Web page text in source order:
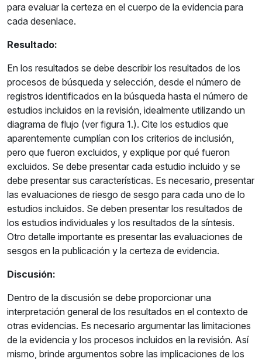
para evaluar la certeza en el cuerpo de la evidencia para
cada desenlace.
Resultado:
En los resultados se debe describir los resultados de los
procesos de búsqueda y selección, desde el número de
registros identificados en la búsqueda hasta el número de
estudios incluidos en la revisión, idealmente utilizando un
diagrama de flujo (ver figura 1.). Cite los estudios que
aparentemente cumplían con los criterios de inclusión,
pero que fueron excluidos, y explique por qué fueron
excluidos. Se debe presentar cada estudio incluido y se
debe presentar sus características. Es necesario, presentar
las evaluaciones de riesgo de sesgo para cada uno de lo
estudios incluidos. Se deben presentar los resultados de
los estudios individuales y los resultados de la síntesis.
Otro detalle importante es presentar las evaluaciones de
sesgos en la publicación y la certeza de evidencia.
Discusión:
Dentro de la discusión se debe proporcionar una
interpretación general de los resultados en el contexto de
otras evidencias. Es necesario argumentar las limitaciones
de la evidencia y los procesos incluidos en la revisión. Así
mismo, brinde argumentos sobre las implicaciones de los